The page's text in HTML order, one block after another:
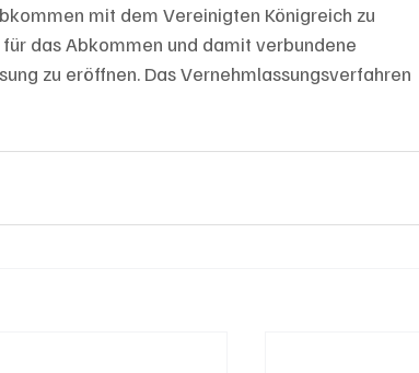
mit dem Vereinigten Königreich zu
das Abkommen und damit verbundene
zu eröffnen. Das Vernehmlassungsverfahren